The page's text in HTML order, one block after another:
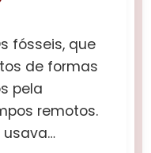
fósseis, que
de formas
pela
remotos.